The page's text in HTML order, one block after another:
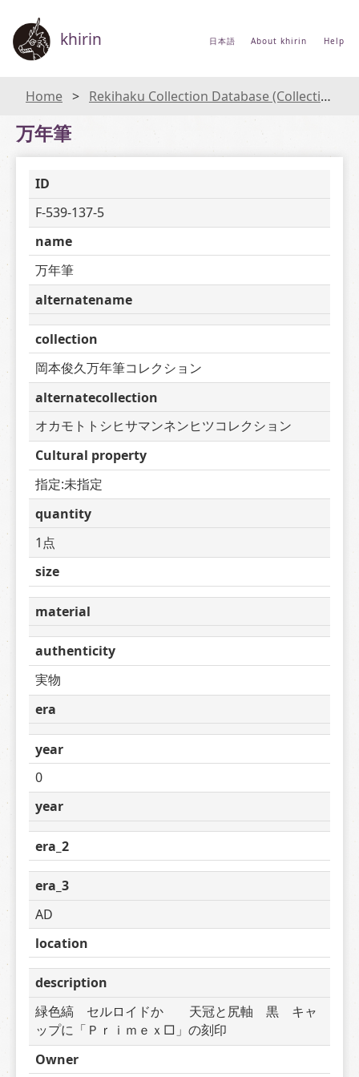
khirin 日本語 About khirin Help
Home Rekihaku Collection Database (Collections Database of the National Museum of Japanese History)
万年筆
ID
F-539-137-5
name
万年筆
alternatename
collection
岡本俊久万年筆コレクション
alternatecollection
オカモトトシヒサマンネンヒツコレクション
Cultural property
指定:未指定
quantity
1点
size
material
authenticity
実物
era
year
0
year
era_2
era_3
AD
location
description
緑色縞　セルロイドか　　天冠と尻軸　黒　キャ
ップに「Ｐｒｉｍｅｘ□」の刻印
Owner